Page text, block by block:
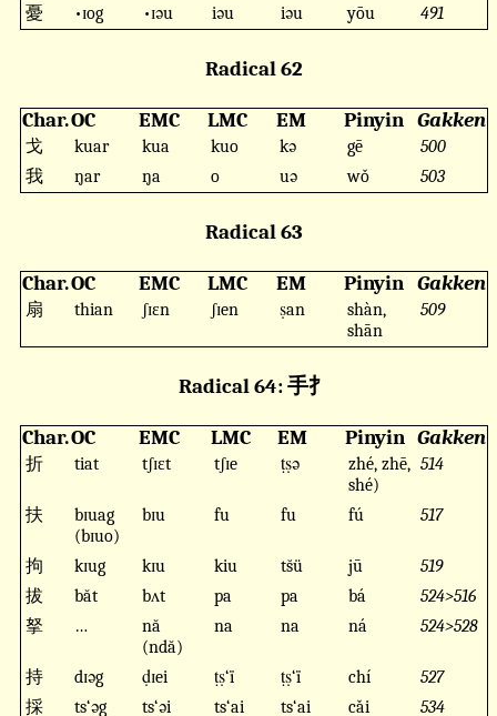
憂
•ɪog •ɪəu iəu iəu yōu 491
Radical 62
Char.OC EMC LMC EM Pinyin Gakken
戈 kuar kua kuo kə gē
500
我
ŋar ŋa o uə wǒ 503
Radical 63
Char.OC EMC LMC EM Pinyin Gakken
扇 thian ʃɪɛn ʃɪen ṣan
shàn,
shān
509
Radical 64: 手扌
Char.OC EMC LMC EM Pinyin Gakken
折 tiat tʃɪɛt tʃɪe ṭṣə
zhé, zhē,
shé)
514
扶
bɪuag
(bɪuo)
bɪu fu fu fú 517
拘 kɪug kɪu kiu ts̆ü jū
519
拔
băt bʌt pa pa bá
524>516
拏
…
nă
(ndă)
na na ná 524>528
持 dɪəg ḍɪei ṭṣ‘ï ṭṣ‘ï chí
527
採
ts‘əg ts‘əi ts‘ai ts‘ai cǎi 534